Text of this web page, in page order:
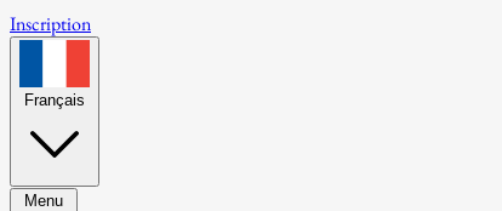
Inscription
Français
Menu